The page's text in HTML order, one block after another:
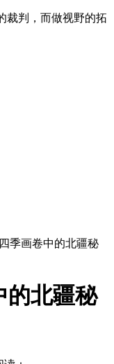
裁判，而做视野的拓
季画卷中的北疆秘
的北疆秘